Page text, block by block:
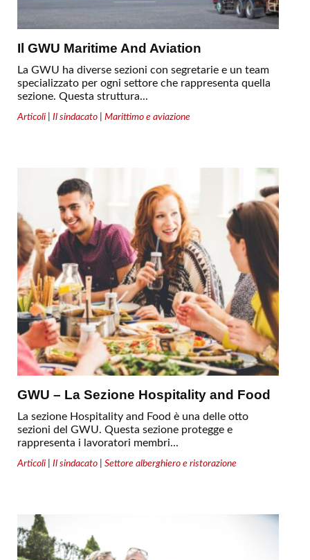
Il GWU Maritime And Aviation
La GWU ha diverse sezioni con segretarie e un team
specializzato per ogni settore che rappresenta quella
sezione. Questa struttura...
Articoli Il sindacato Marittimo e aviazione
GWU – La Sezione Hospitality and Food
La sezione Hospitality and Food è una delle otto
sezioni del GWU. Questa sezione protegge e
rappresenta i lavoratori membri...
Articoli Il sindacato Settore alberghiero e ristorazione